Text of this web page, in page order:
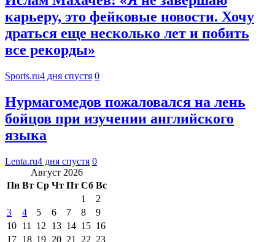
карьеру, это фейковые новости. Хочу
драться еще несколько лет и побить
все рекорды»
Sports.ru4 дня спустя 0
Нурмагомедов пожаловался на лень
бойцов при изучении английского
языка
Lenta.ru4 дня спустя 0
Август 2026
Пн Вт Ср Чт Пт Сб Вс
1
2
3
4 5 6 7 8
9
10 11 12 13 14 15 16
17 18 19 20 21 22 23